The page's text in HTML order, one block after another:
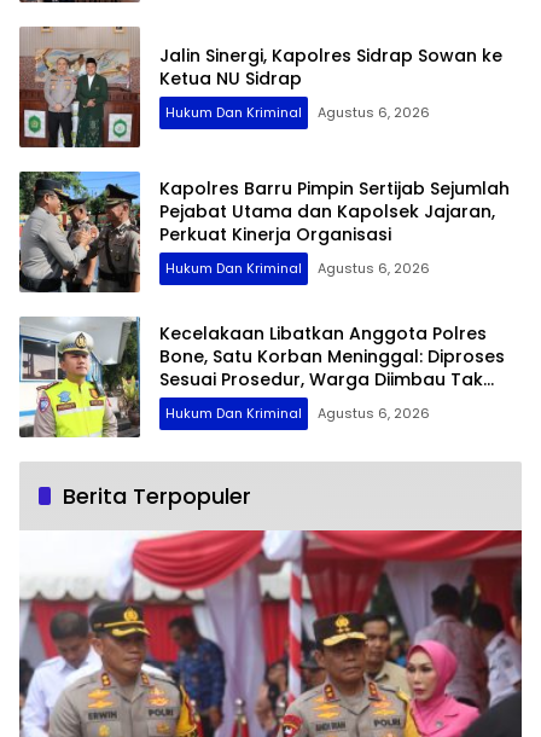
Jalin Sinergi, Kapolres Sidrap Sowan ke
Ketua NU Sidrap
Hukum Dan Kriminal Agustus 6, 2026
Kapolres Barru Pimpin Sertijab Sejumlah
Pejabat Utama dan Kapolsek Jajaran,
Perkuat Kinerja Organisasi
Hukum Dan Kriminal Agustus 6, 2026
Kecelakaan Libatkan Anggota Polres
Bone, Satu Korban Meninggal: Diproses
Sesuai Prosedur, Warga Diimbau Tak
Berspekulasi
Hukum Dan Kriminal Agustus 6, 2026
Berita Terpopuler